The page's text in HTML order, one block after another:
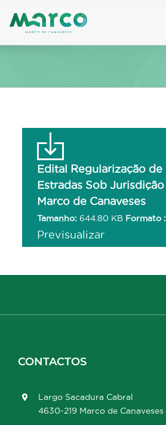
to
Edital Regularização de
Estradas Sob Jurisdição
Marco de Canaveses
Tamanho: 644.80 KB Formato :
Previsualizar
CONTACTOS
Largo Sacadura Cabral
4630-219 Marco de Canaveses